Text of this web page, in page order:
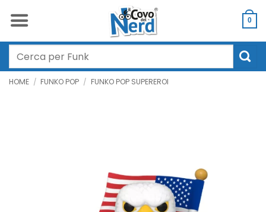
0
Cerca:
HOME / FUNKO POP / FUNKO POP SUPEREROI